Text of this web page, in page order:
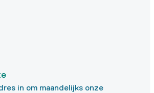
in om maandelijks onze